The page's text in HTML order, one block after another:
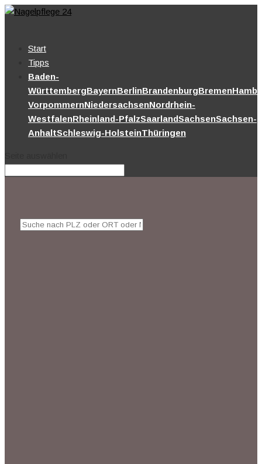
Start
Tipps
Baden-
WürttembergBayernBerlinBrandenburgBremen
VorpommernNiedersachsenNordrhein-
WestfalenRheinland-PfalzSaarlandSachsenSachsen-
AnhaltSchleswig-HolsteinThüringen